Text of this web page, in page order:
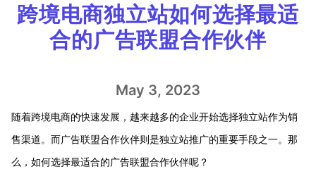
跨境电商独立站如何选择最适
合的广告联盟合作伙伴
May 3, 2023
随着跨境电商的快速发展，越来越多的企业开始选择独立站作为销
售渠道。而广告联盟合作伙伴则是独立站推广的重要手段之一。那
么，如何选择最适合的广告联盟合作伙伴呢？